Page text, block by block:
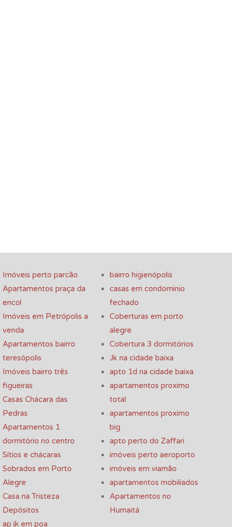
Imóveis perto parcão
Apartamentos praça da
encol
Imóveis em Petrópolis a
venda
Apartamentos bairro
teresópolis
Imóveis bairro três
figueiras
Casas Chácara das
Pedras
Apartamentos 1
dormitório no centro
Sítios e chácaras
Sobrados em Porto
Alegre
Casa na Tristeza
Depósitos
ap jk em poa
bairro higienópolis
casas em condominio
fechado
Coberturas em porto
alegre
Cobertura 3 dormitórios
Jk na cidade baixa
apto 1d na cidade baixa
apartamentos proximo
total
apartamentos proximo
big
apto perto do Zaffari
imóveis perto aeroporto
imóveis em viamão
apartamentos mobiliados
Apartamentos no
Humaitá